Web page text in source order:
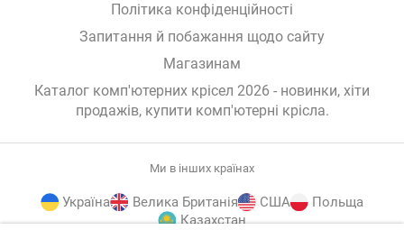
Політика конфіденційності
Запитання й побажання щодо сайту
Магазинам
Каталог комп'ютерних крісел 2026 - новинки, хіти
продажів, купити комп'ютерні крісла.
Ми в інших країнах
Україна Велика Британія США
Польща
Казахстан